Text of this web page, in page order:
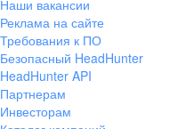
Наши вакансии
Реклама на сайте
Требования к ПО
Безопасный HeadHunter
HeadHunter API
Партнерам
Инвесторам